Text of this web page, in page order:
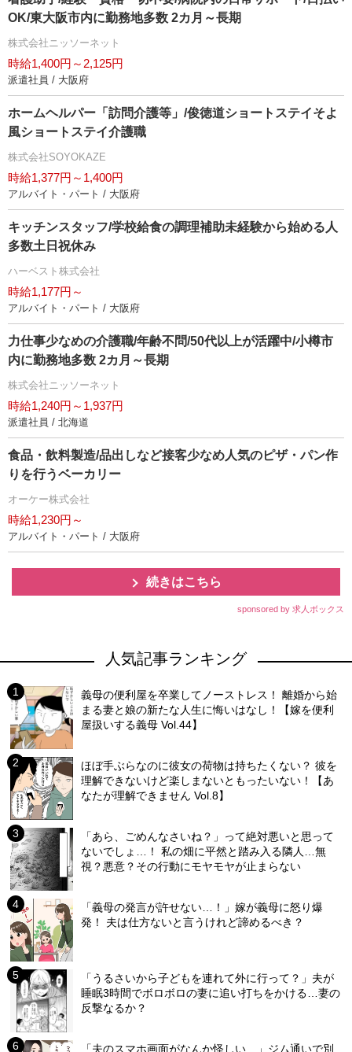
OK/東大阪市内に勤務地多数 2カ月～長期
株式会社ニッソーネット
時給1,400円～2,125円
派遣社員 / 大阪府
ホームヘルパー「訪問介護等」/俊徳道ショートステイそよ
風ショートステイ介護職
株式会社SOYOKAZE
時給1,377円～1,400円
アルバイト・パート / 大阪府
キッチンスタッフ/学校給食の調理補助未経験から始める人
多数土日祝休み
ハーベスト株式会社
時給1,177円～
アルバイト・パート / 大阪府
力仕事少なめの介護職/年齢不問/50代以上が活躍中/小樽市
内に勤務地多数 2カ月～長期
株式会社ニッソーネット
時給1,240円～1,937円
派遣社員 / 北海道
食品・飲料製造/品出しなど接客少なめ人気のピザ・パン作
りを行うベーカリー
オーケー株式会社
時給1,230円～
アルバイト・パート / 大阪府
続きはこちら
sponsored by 求人ボックス
人気記事ランキング
義母の便利屋を卒業してノーストレス！ 離婚から始
まる妻と娘の新たな人生に悔いはなし！【嫁を便利
屋扱いする義母 Vol.44】
ほぼ手ぶらなのに彼女の荷物は持ちたくない？ 彼を
理解できないけど楽しまないともったいない！【あ
なたが理解できません Vol.8】
「あら、ごめんなさいね？」って絶対悪いと思って
ないでしょ…！ 私の畑に平然と踏み入る隣人…無
視？悪意？その行動にモヤモヤが止まらない
「義母の発言が許せない…！」嫁が義母に怒り爆
発！ 夫は仕方ないと言うけれど諦めるべき？
「うるさいから子どもを連れて外に行って？」夫が
睡眠3時間でボロボロの妻に追い打ちをかける…妻の
反撃なるか？
「夫のスマホ画面がなんか怪しい…」ジム通いで別